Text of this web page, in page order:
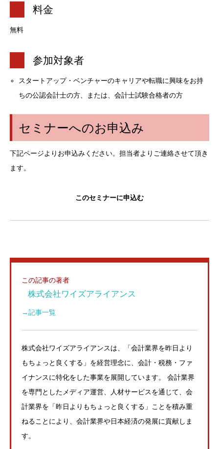
料金
無料
参加対象者
スタートアップ・ベンチャーのキャリアや転職に興味をお持
ちの公認会計士の方、または、会計士試験合格者の方
セミナーへのお申込み
下記ページよりお申込みください。担当者よりご連絡させて頂き
ます。
このセミナーに申込む
この記事の著者
株式会社ワイズアライアンス
→記事一覧
株式会社ワイズアライアンスは、「会計業界を昨日より
もちょっと良くする」を経営理念に、会計・税務・ファ
イナンスに特化をした事業を展開しています。 会計業界
を専門としたメディア運営、人材サービスを通じて、会
計業界を「昨日よりもちょっと良くする」ことを積み重
ねることにより、会計業界や日本経済の発展に貢献しま
す。